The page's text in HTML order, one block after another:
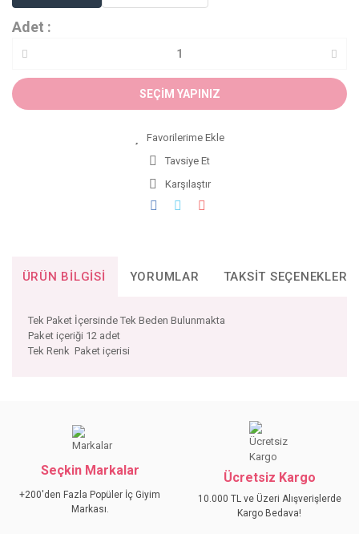
Adet :
SEÇİM YAPINIZ
Tavsiye Et
Karşılaştır
ÜRÜN BILGISI YORUMLAR TAKSIT SEÇENEKLERI
Tek Paket İçersinde Tek Beden Bulunmakta
Paket içeriği 12 adet
Tek Renk Paket içerisi
kullanarak tarafımıza iletebilirsiniz.
Görüş ve önerileriniz için teşekkür ederiz.
Ürün açıklamasında eksik bilgiler bulunuyor.
Seçkin Markalar
+200'den Fazla Popüler İç Giyim
Markası.
Ücretsiz Kargo
10.000 TL ve Üzeri Alışverişlerde
Kargo Bedava!